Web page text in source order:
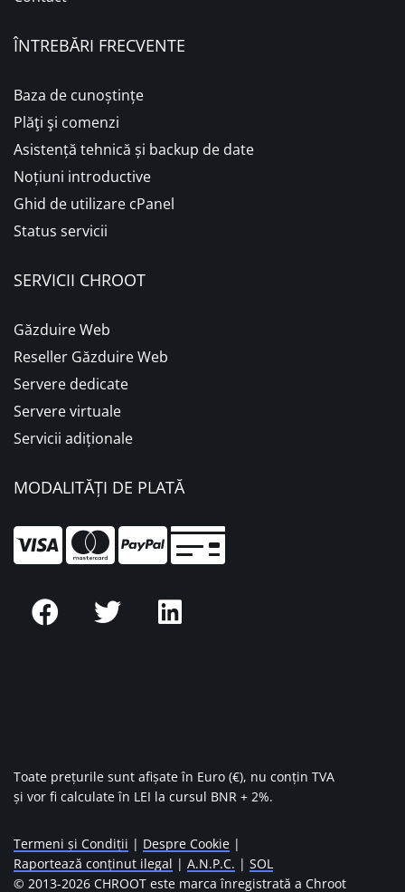
ÎNTREBĂRI FRECVENTE
Baza de cunoștințe
Plăţi şi comenzi
Asistență tehnică și backup de date
Noțiuni introductive
Ghid de utilizare cPanel
Status servicii
SERVICII CHROOT
Găzduire Web
Reseller Găzduire Web
Servere dedicate
Servere virtuale
Servicii adiționale
MODALITĂȚI DE PLATĂ
Toate prețurile sunt afișate în Euro (€), nu conțin TVA
și vor fi calculate în LEI la cursul BNR + 2%.
Termeni și Condiții | Despre Cookie |
Raportează conținut ilegal | A.N.P.C. | SOL
© 2013-2026 CHROOT este marca înregistrată a Chroot